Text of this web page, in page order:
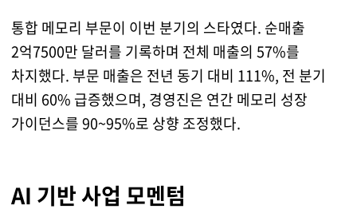
통합 메모리 부문이 이번 분기의 스타였다. 순매출
2억7500만 달러를 기록하며 전체 매출의 57%를
차지했다. 부문 매출은 전년 동기 대비 111%, 전 분기
대비 60% 급증했으며, 경영진은 연간 메모리 성장
가이던스를 90~95%로 상향 조정했다.
AI 기반 사업 모멘텀